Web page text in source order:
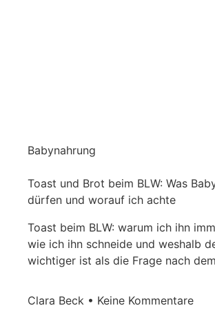
Babynahrung
Toast und Brot beim BLW: Was
dürfen und worauf ich achte
Toast beim BLW: warum ich ihn
wie ich ihn schneide und weshalb
wichtiger ist als die Frage nach
Clara Beck Keine Kommentare